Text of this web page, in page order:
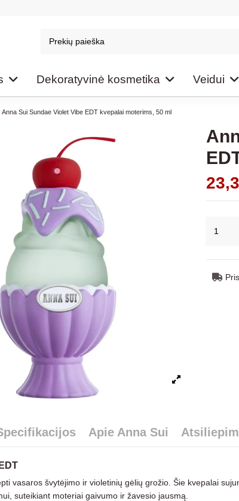
Dekoratyvinė kosmetika Veidui
Anna Sui Sundae Violet Vibe EDT kvepalai moterims, 50 ml
Apie Anna Sui
vasaros švytėjimo ir violetinių gėlių grožio. Šie kvepalai
suteikiant moteriai gaivumo ir žavesio jausmą.